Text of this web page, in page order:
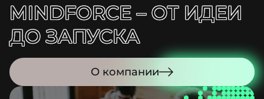
MINDFORCE –ОТ ИДЕИ
ДО ЗАПУСКА
О компании